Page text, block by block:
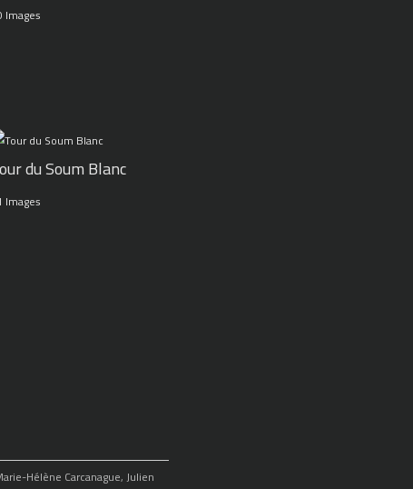
Images
du Soum Blanc
Images
Hélène Carcanague, Julien